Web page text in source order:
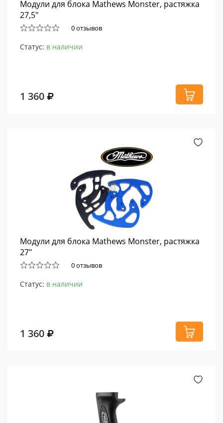
Модули для блока Mathews Monster, растяжка
27,5"
0 отзывов
Статус: в наличии
1 360
Модули для блока Mathews Monster, растяжка
27"
0 отзывов
Статус: в наличии
1 360